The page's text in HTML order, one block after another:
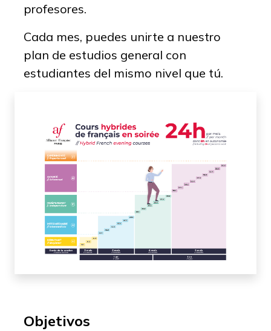
profesores.
Cada mes, puedes unirte a nuestro
plan de estudios general con
estudiantes del mismo nivel que tú.
Objetivos